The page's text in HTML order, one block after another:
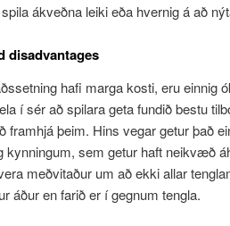
ákveðna leiki eða hvernig á að
disadvantages
hafi marga kosti, eru einnig
í sér að spilara geta fundið bestu
framhjá þeim. Hins vegar getur það
kynningum, sem getur haft neikvæð
meðvitaður um að ekki allar
áður en farið er í gegnum tengla.